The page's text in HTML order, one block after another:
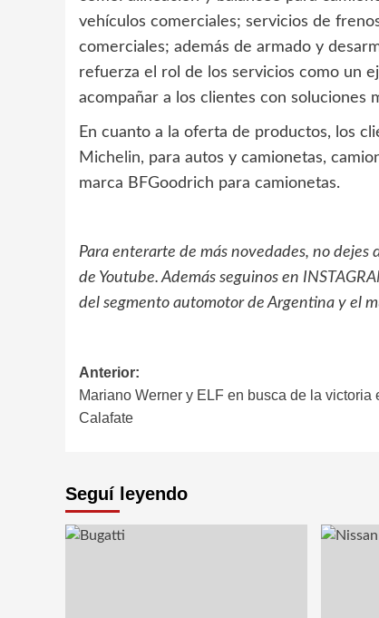
vehículos comerciales; servicios de
comerciales; además de armado y
refuerza el rol de los servicios como un
acompañar a los clientes con soluciones
En cuanto a la oferta de productos, los
Michelin, para autos y camionetas,
marca BFGoodrich para camionetas.
Para enterarte de más novedades, no dejes
de Youtube. Además seguinos en
del segmento automotor de Argentina y el
Navegación
de
Anterior:
Mariano Werner y ELF en busca de la victoria
Calafate
Seguí leyendo